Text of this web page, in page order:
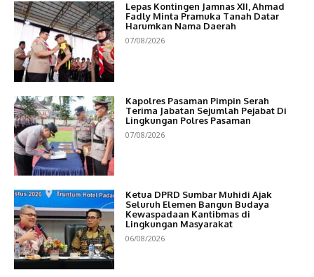
Lepas Kontingen Jamnas XII, Ahmad
Fadly Minta Pramuka Tanah Datar
Harumkan Nama Daerah
07/08/2026
Kapolres Pasaman Pimpin Serah
Terima Jabatan Sejumlah Pejabat Di
Lingkungan Polres Pasaman
07/08/2026
Ketua DPRD Sumbar Muhidi Ajak
Seluruh Elemen Bangun Budaya
Kewaspadaan Kantibmas di
Lingkungan Masyarakat
06/08/2026